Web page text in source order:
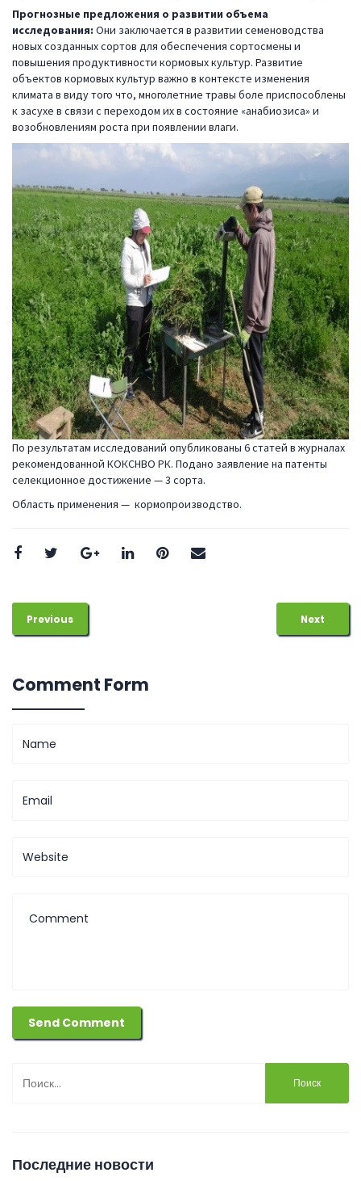
Прогнозные предложения о развитии объема
исследования: Они заключается в развитии семеноводства
новых созданных сортов для обеспечения сортосмены и
повышения продуктивности кормовых культур. Развитие
объектов кормовых культур важно в контексте изменения
климата в виду того что, многолетние травы боле приспособлены
к засухе в связи с переходом их в состояние «анабиозиса» и
возобновлениям роста при появлении влаги.
По результатам исследований опубликованы 6 статей в журналах
рекомендованной КОКСНВО РК. Подано заявление на патенты
селекционное достижение — 3 сорта.
Область применения — кормопроизводство.
Previous Next
Comment Form
Последние новости